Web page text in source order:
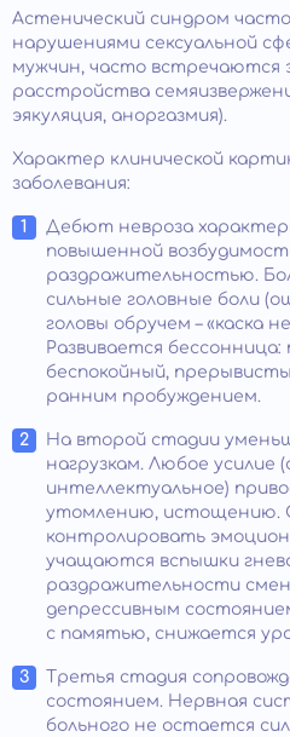
Астенический синдром
нарушениями сексуальной
мужчин, часто встречаются
расстройства
эякуляция, аноргазмия).
Характер клинической
заболевания:
Дебют невроза
повышенной
раздражительностью.
сильные головные боли
головы обручем – «каска
Развивается
беспокойный,
ранним пробуждением.
На второй стадии
нагрузкам. Любое усилие
интеллектуальное)
утомлению, истощению.
контролировать
учащаются вспышки
раздражительности
депрессивным
с памятью, снижается
Третья стадия
состоянием. Нервная
больного не остается